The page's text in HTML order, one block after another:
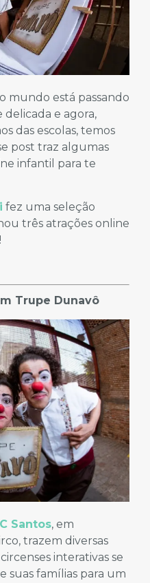
mundo está passando
e agora,
das escolas, temos
post traz algumas
infantil para te
fez uma seleção
três atrações online
Trupe Dunavô
Santos, em
trazem diversas
interativas se
suas famílias para um